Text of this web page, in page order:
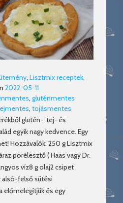
, Lisztmix receptek,
2022-05-11
, gluténmentes
, tojásmentes
glutén-, tej- és
egyik nagy kedvence. Egy
Hozzávalók: 250 g Lisztmix
porélesztő ( Haas vagy Dr.
víz8 g olaj2 csipet
alsó-felső sütési
és egy